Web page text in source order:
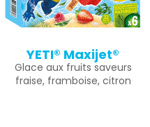
YETI® Maxijet®
Glace aux fruits saveurs
fraise, framboise, citron